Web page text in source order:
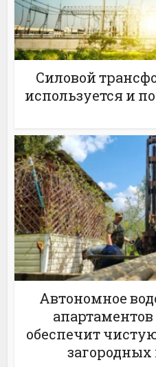
Силовой
используется и
Автономное
обеспечит